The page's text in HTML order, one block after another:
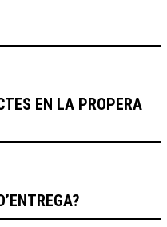
EN LA PROPERA